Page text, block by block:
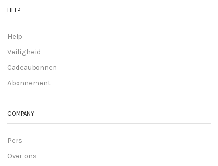
HELP
Help
Veiligheid
Cadeaubonnen
Abonnement
COMPANY
Pers
Over ons